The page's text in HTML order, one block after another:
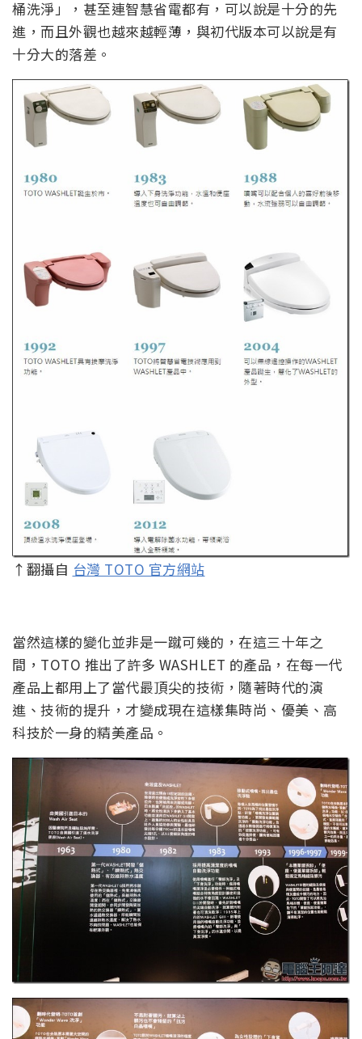
桶洗淨」，甚至連智慧省電都有，可以說是十分的先
進，而且外觀也越來越輕薄，與初代版本可以說是有
十分大的落差。
↑翻攝自 台灣 TOTO 官方網站
當然這樣的變化並非是一蹴可幾的，在這三十年之
間，TOTO 推出了許多 WASHLET 的產品，在每一代
產品上都用上了當代最頂尖的技術，隨著時代的演
進、技術的提升，才變成現在這樣集時尚、優美、高
科技於一身的精美產品。